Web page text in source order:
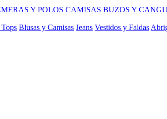
Y POLOS CAMISAS BUZOS Y
Blusas y Camisas Jeans Vestidos y Faldas